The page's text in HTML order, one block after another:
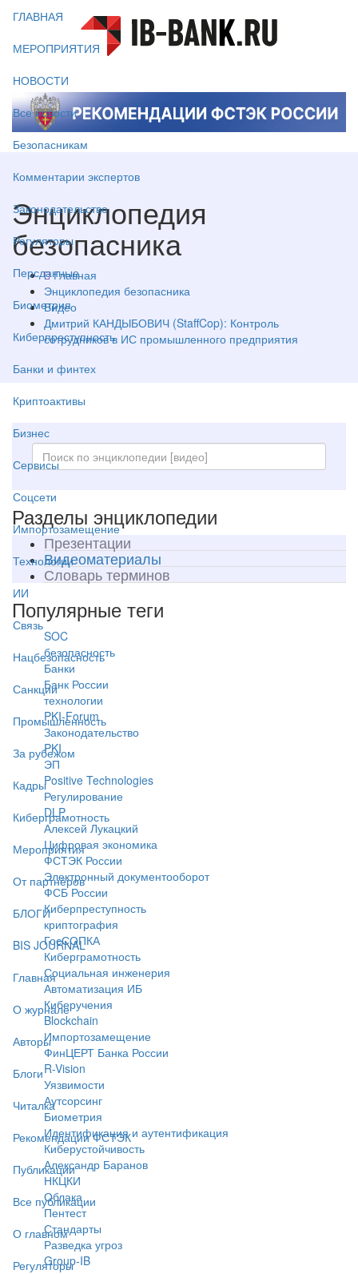
ГЛАВНАЯ
МЕРОПРИЯТИЯ
НОВОСТИ
Все новости
Безопасникам
Комментарии экспертов
Законодательство
Регуляторы
Персданные
Биометрия
Киберпреступность
Банки и финтех
Криптоактивы
Бизнес
Сервисы
Соцсети
Импортозамещение
Технологии
ИИ
Связь
Нацбезопасность
Санкции
Промышленность
За рубежом
Кадры
Киберграмотность
Мероприятия
От партнёров
БЛОГИ
BIS JOURNAL
Главная
О журнале
Авторы
Блоги
Читалка
Рекомендации ФСТЭК
Публикации
Все публикации
О главном
Регуляторы
Энциклопедия
безопасника
Главная
Энциклопедия безопасника
Видео
Дмитрий КАНДЫБОВИЧ (StaffCop): Контроль
сотрудников в ИС промышленного предприятия
Разделы энциклопедии
Презентации
Видеоматериалы
Словарь терминов
Популярные теги
SOC
безопасность
Банки
Банк России
технологии
PKI-Forum
Законодательство
PKI
ЭП
Positive Technologies
Регулирование
DLP
Алексей Лукацкий
Цифровая экономика
ФСТЭК России
Электронный документооборот
ФСБ России
Киберпреступность
криптография
ГосСОПКА
Киберграмотность
Социальная инженерия
Автоматизация ИБ
Киберучения
Blockchain
Импортозамещение
ФинЦЕРТ Банка России
R-Vision
Уязвимости
Аутсорсинг
Биометрия
Идентификация и аутентификация
Киберустойчивость
Александр Баранов
НКЦКИ
Облака
Пентест
Стандарты
Разведка угроз
Group-IB